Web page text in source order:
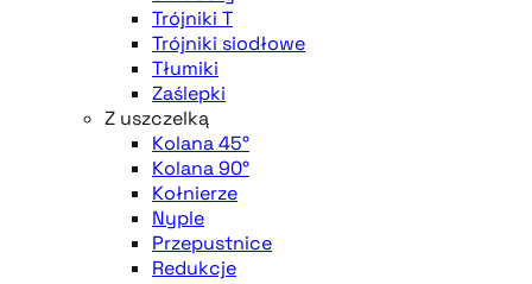
Trójniki T
Trójniki siodłowe
Tłumiki
Zaślepki
Z uszczelką
Kolana 45°
Kolana 90°
Kołnierze
Nyple
Przepustnice
Redukcje